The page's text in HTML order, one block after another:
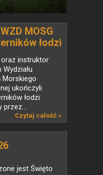
MOSG
łodzi
instruktor
Morskiego
ukończyli
łodzi
przez...
Czytaj całość »
jest Święto